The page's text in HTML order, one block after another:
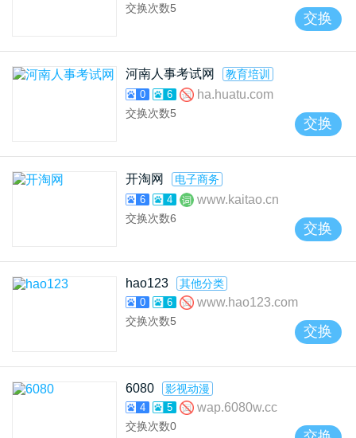
交换次数5
交换
河南人事考试网 教育培训
0 6 ha.huatu.com
交换次数5
交换
开淘网 电子商务
6 4 www.kaitao.cn
交换次数6
交换
hao123 其他分类
0 6 www.hao123.com
交换次数5
交换
6080 影视动漫
4 5 wap.6080w.cc
交换次数0